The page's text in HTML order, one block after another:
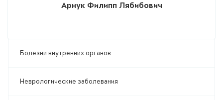
Арнук Филипп Лябибович
Болезни внутренних органов
Неврологические заболевания